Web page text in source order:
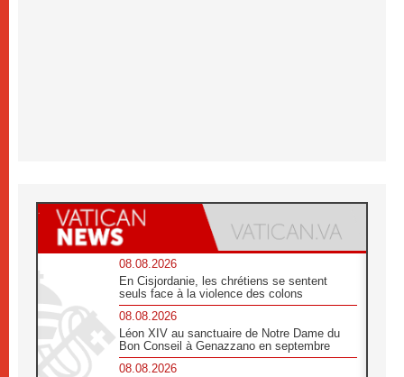
08.08.2026
En Cisjordanie, les chrétiens se sentent
seuls face à la violence des colons
08.08.2026
Léon XIV au sanctuaire de Notre Dame du
Bon Conseil à Genazzano en septembre
08.08.2026